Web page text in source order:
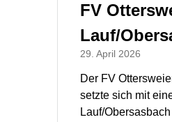
FV
Lauf/
29. April 2026
Der FV
setzte sich mit
Lauf/